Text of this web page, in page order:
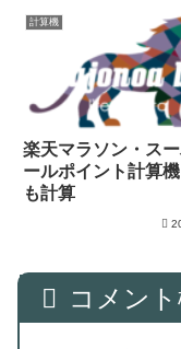
計算機
楽天マラソン・ス
ールポイント計算
も計算
コメン